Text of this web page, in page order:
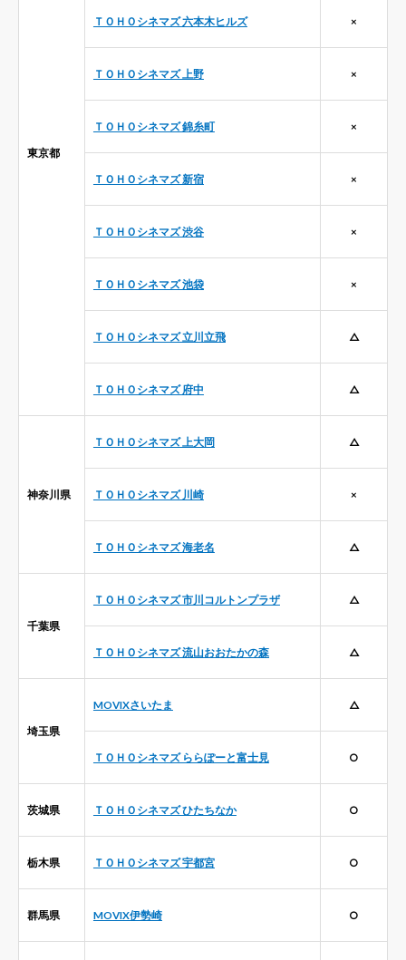
東京都
ＴＯＨＯシネマズ 六本木ヒルズ ×
ＴＯＨＯシネマズ 上野 ×
ＴＯＨＯシネマズ 錦糸町 ×
ＴＯＨＯシネマズ 新宿 ×
ＴＯＨＯシネマズ 渋谷 ×
ＴＯＨＯシネマズ 池袋 ×
ＴＯＨＯシネマズ 立川立飛 △
ＴＯＨＯシネマズ 府中 △
神奈川県
ＴＯＨＯシネマズ 上大岡 △
ＴＯＨＯシネマズ 川崎 ×
ＴＯＨＯシネマズ 海老名 △
千葉県
ＴＯＨＯシネマズ 市川コルトンプラザ △
ＴＯＨＯシネマズ 流山おおたかの森 △
埼玉県
MOVIXさいたま △
ＴＯＨＯシネマズ ららぽーと富士見 ○
茨城県 ＴＯＨＯシネマズ ひたちなか ○
栃木県 ＴＯＨＯシネマズ 宇都宮 ○
群馬県 MOVIX伊勢崎 ○